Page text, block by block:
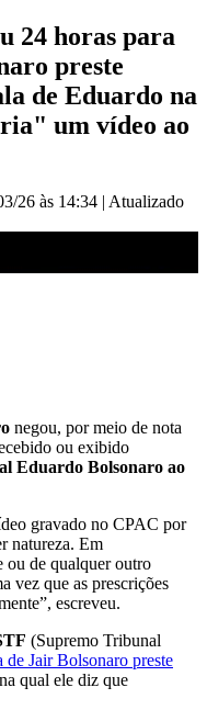
24 horas para
preste
de Eduardo na
um vídeo ao
26 às 14:34 | Atualizado
negou, por meio de nota
ou exibido
Eduardo Bolsonaro ao
gravado no CPAC por
natureza. Em
ou de qualquer outro
vez que as prescrições
escreveu.
(Supremo Tribunal
de Jair Bolsonaro preste
qual ele diz que